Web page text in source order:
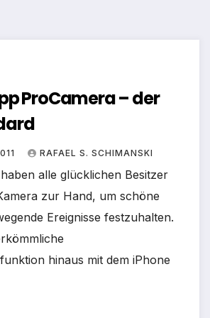
ProCamera – der
RAFAEL S. SCHIMANSKI
alle glücklichen Besitzer
zur Hand, um schöne
Ereignisse festzuhalten.
hinaus mit dem iPhone